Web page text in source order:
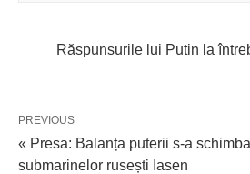
Răspunsurile lui Putin la
PREVIOUS
« Presa: Balanța puterii s-a
submarinelor rusești Iasen